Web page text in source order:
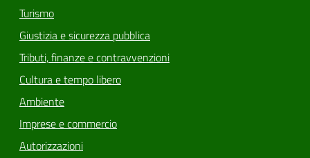
Turismo
Giustizia e sicurezza pubblica
Tributi, finanze e contravvenzioni
Cultura e tempo libero
Ambiente
Imprese e commercio
Autorizzazioni